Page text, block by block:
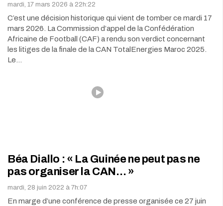
mardi, 17 mars 2026 à 22h:22
C’est une décision historique qui vient de tomber ce mardi 17
mars 2026. La Commission d’appel de la Confédération
Africaine de Football (CAF) a rendu son verdict concernant
les litiges de la finale de la CAN TotalEnergies Maroc 2025.
Le…
Béa Diallo : « La Guinée ne peut pas ne
pas organiser la CAN… »
mardi, 28 juin 2022 à 7h:07
En marge d’une conférence de presse organisée ce 27 juin